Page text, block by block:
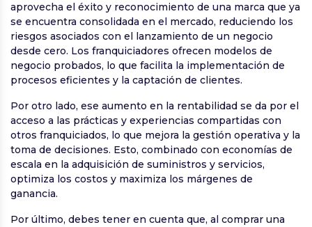
aprovecha el éxito y reconocimiento de una marca que ya
se encuentra consolidada en el mercado, reduciendo los
riesgos asociados con el lanzamiento de un negocio
desde cero. Los franquiciadores ofrecen modelos de
negocio probados, lo que facilita la implementación de
procesos eficientes y la captación de clientes.
Por otro lado, ese aumento en la rentabilidad se da por el
acceso a las prácticas y experiencias compartidas con
otros franquiciados, lo que mejora la gestión operativa y la
toma de decisiones. Esto, combinado con economías de
escala en la adquisición de suministros y servicios,
optimiza los costos y maximiza los márgenes de
ganancia.
Por último, debes tener en cuenta que, al comprar una